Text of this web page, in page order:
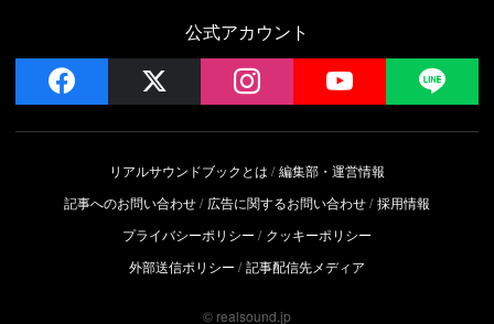
公式アカウント
facebook instagram YouTube
リアルサウンドブックとは
編集部・運営情報
記事へのお問い合わせ
広告に関するお問い合わせ 採用情報
プライバシーポリシー
クッキーポリシー
外部送信ポリシー
記事配信先メディア
© realsound.jp